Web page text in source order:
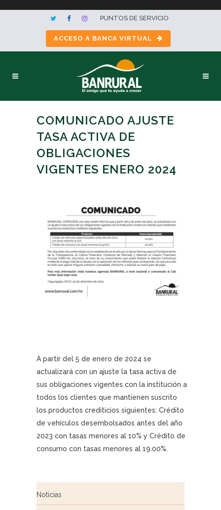
PUNTOS DE SERVICIO
ACCESO A BANCA VIRTUAL
COMUNICADO AJUSTE
TASA ACTIVA DE
OBLIGACIONES
VIGENTES ENERO 2024
A partir del 5 de enero de 2024 se
actualizará con un ajuste la tasa activa de
sus obligaciones vigentes con la institución a
todos los clientes que mantienen suscrito
los productos crediticios siguientes: Crédito
de vehículos desembolsados antes del año
2023 con tasas menores al 10% y Crédito de
consumo con tasas menores al 19.00%.
Noticias